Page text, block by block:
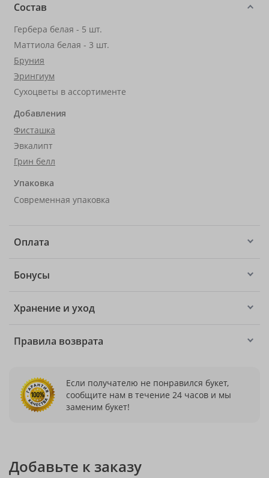
Состав
Гербера белая - 5 шт.
Маттиола белая - 3 шт.
Бруния
Эрингиум
Сухоцветы в ассортименте
Добавления
Фисташка
Эвкалипт
Грин белл
Упаковка
Современная упаковка
Оплата
Бонусы
Хранение и уход
Правила возврата
Если получателю не понравился букет,
сообщите нам в течение 24 часов и мы
заменим букет!
Добавьте к заказу